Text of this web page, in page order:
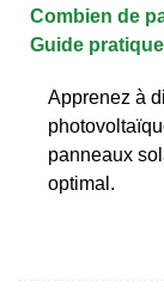
Combien de
Guide pratique
Apprenez à
panneaux
optimal.